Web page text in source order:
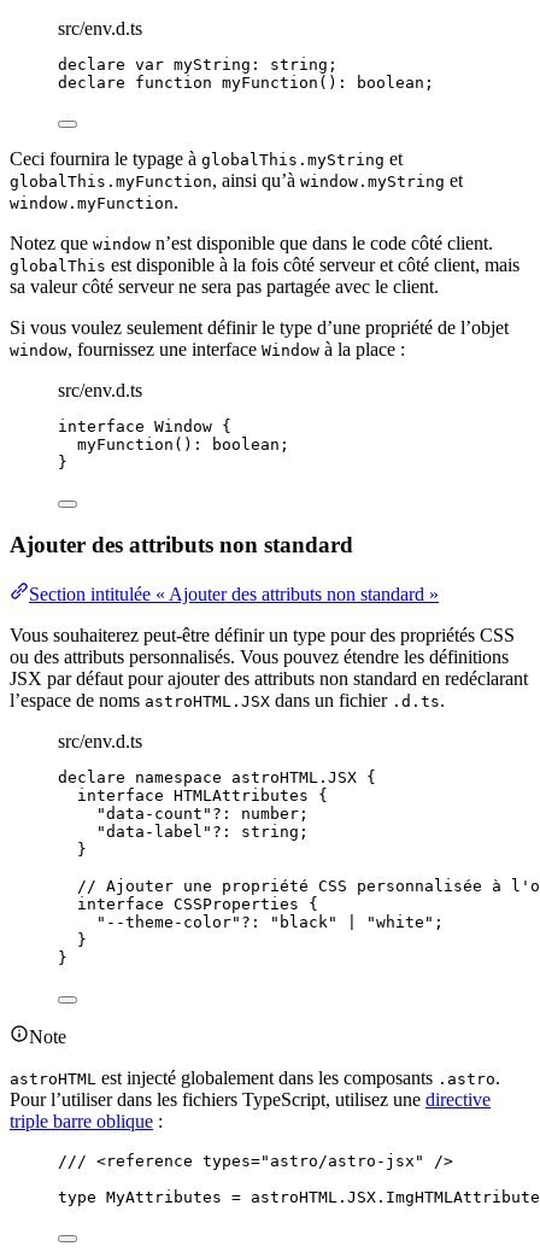
src/env.d.ts
declare var myString : string ;
declare
function myFunction () : boolean ;
Ceci fournira le typage à globalThis.myString et
globalThis.myFunction, ainsi qu’à window.myString et
window.myFunction.
Notez que window n’est disponible que dans le code côté client.
globalThis est disponible à la fois côté serveur et côté client, mais
sa valeur côté serveur ne sera pas partagée avec le client.
Si vous voulez seulement définir le type d’une propriété de l’objet
window, fournissez une interface Window à la place :
src/env.d.ts
interface Window {
myFunction () : boolean ;
}
Ajouter des attributs non standard
Section intitulée « Ajouter des attributs non standard »
Vous souhaiterez peut-être définir un type pour des propriétés CSS
ou des attributs personnalisés. Vous pouvez étendre les définitions
JSX par défaut pour ajouter des attributs non standard en redéclarant
l’espace de noms astroHTML.JSX dans un fichier .d.ts.
src/env.d.ts
declare namespace astroHTML . JSX {
interface HTMLAttributes {
"data-count " ?: number ;
"data-label " ?: string ;
}
// Ajouter une propriété CSS personnalisée à
interface CSSProperties {
" --theme-color" ?: " black " "white " ;
}
}
Note
astroHTML est injecté globalement dans les composants .astro.
Pour l’utiliser dans les fichiers TypeScript, utilisez une directive
triple barre oblique :
/// <reference types=" astro/astro-jsx "
/>
type MyAttributes = astroHTML . JSX .